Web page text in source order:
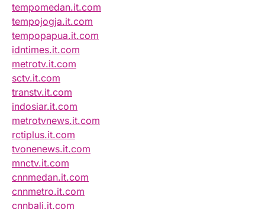
tempomedan.it.com
tempojogja.it.com
tempopapua.it.com
idntimes.it.com
metrotv.it.com
sctv.it.com
transtv.it.com
indosiar.it.com
metrotvnews.it.com
rctiplus.it.com
tvonenews.it.com
mnctv.it.com
cnnmedan.it.com
cnnmetro.it.com
cnnbali.it.com